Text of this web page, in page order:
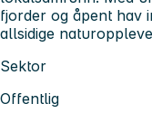
fjorder og åpent hav
allsidige
Sektor
Offentlig